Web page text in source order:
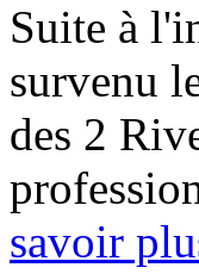
Suite à
survenu
des 2
savoir